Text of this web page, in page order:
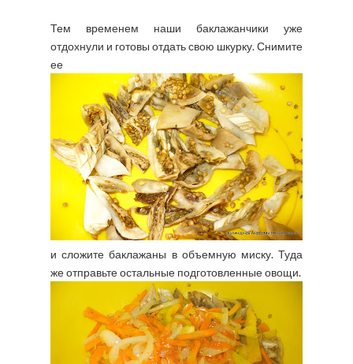
Тем временем наши баклажанчики уже
отдохнули и готовы отдать свою шкурку. Снимите
ее
и сложите баклажаны в объемную миску. Туда
же отправьте остальные подготовленные овощи.